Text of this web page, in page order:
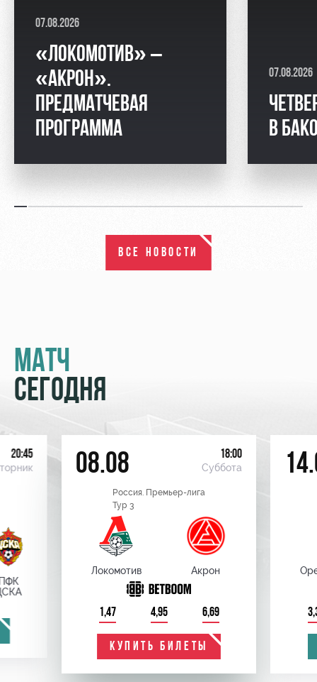
07.08.2026
«ЛОКОМОТИВ» –
«АКРОН».
ПРЕДМАТЧЕВАЯ
ПРОГРАММА
07.08.2026
В
ВСЕ НОВОСТИ
МАТЧ
СЕГОДНЯ
20:45 08.08 18:00
Суббота
Россия. Премьер-лига
Тур 3
Локомотив Акрон
1,47 4,95 6,69
КУПИТЬ БИЛЕТЫ